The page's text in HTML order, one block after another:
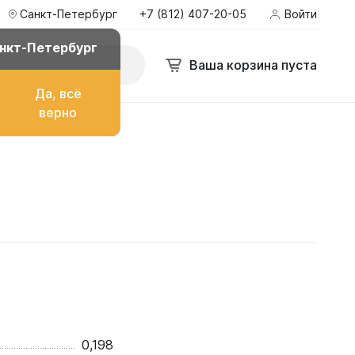
Санкт-Петербург
Петербург
Да, всё
верно
+7 (812) 407-20-05 Войти
Ваша корзина пуста
топлива
0,198